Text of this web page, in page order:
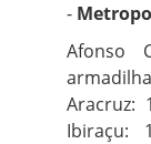
-
Afonso
Aracruz:
Ibiraçu: